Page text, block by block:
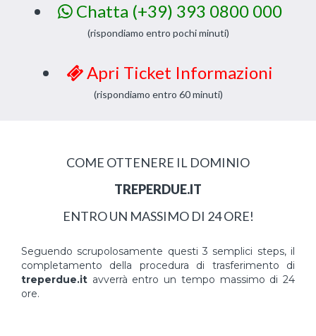
Chatta (+39) 393 0800 000
(rispondiamo entro pochi minuti)
Apri Ticket Informazioni
(rispondiamo entro 60 minuti)
COME OTTENERE IL DOMINIO
TREPERDUE.IT
ENTRO UN MASSIMO DI 24 ORE!
Seguendo scrupolosamente questi 3 semplici steps, il
completamento della procedura di trasferimento di
treperdue.it avverrà entro un tempo massimo di 24
ore.